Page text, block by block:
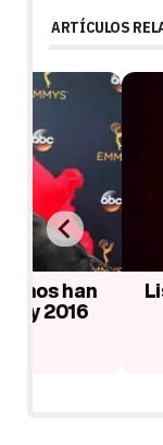
ARTÍCULOS
Lista de